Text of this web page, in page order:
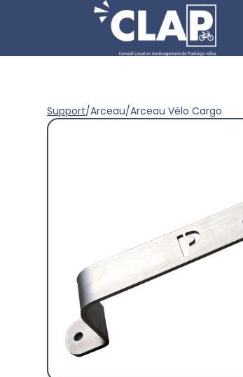
Support/Arceau/Arceau Vélo Cargo